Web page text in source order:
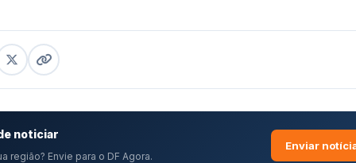
noticiar
região? Envie para o DF Agora.
Enviar